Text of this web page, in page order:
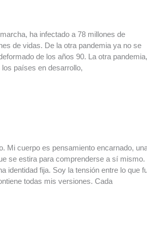
ha infectado a 78 millones de
de vidas. De la otra pandemia ya no se
de los años 90. La otra
países en desarrollo,
Mi cuerpo es pensamiento encarnado,
se estira para comprenderse a sí mismo.
identidad fija. Soy la tensión entre lo que
todas mis versiones. Cada